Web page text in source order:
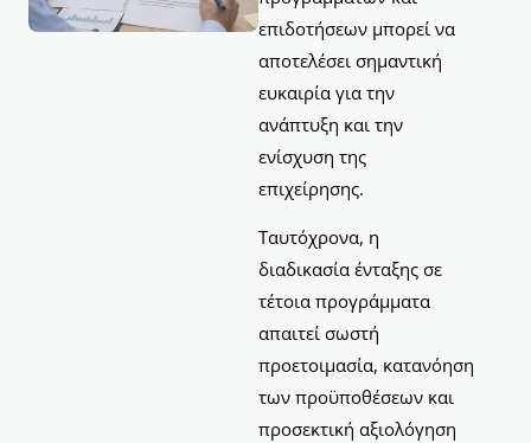
επιδοτήσεων μπορεί να
αποτελέσει σημαντική
ευκαιρία για την
ανάπτυξη και την
ενίσχυση της
επιχείρησης.
Ταυτόχρονα, η
διαδικασία ένταξης σε
τέτοια προγράμματα
απαιτεί σωστή
προετοιμασία, κατανόηση
των προϋποθέσεων και
προσεκτική αξιολόγηση